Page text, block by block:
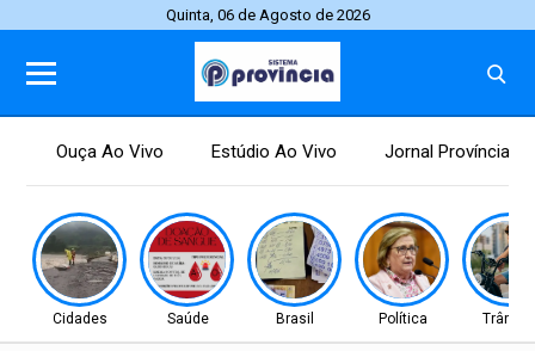
Quinta, 06 de Agosto de 2026
Ouça Ao Vivo Estúdio Ao Vivo Jornal Província
Cidades Saúde Brasil Política